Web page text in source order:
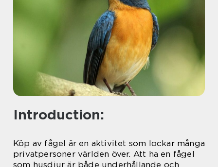
Introduction:
Köp av fågel är en aktivitet som lockar många
privatpersoner världen över. Att ha en fågel
som husdjur är både underhållande och